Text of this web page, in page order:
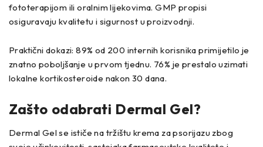
fototerapijom ili oralnim lijekovima. GMP propisi
osiguravaju kvalitetu i sigurnost u proizvodnji.
Praktični dokazi: 89% od 200 internih korisnika primijetilo je
znatno poboljšanje u prvom tjednu. 76% je prestalo uzimati
lokalne kortikosteroide nakon 30 dana.
Zašto odabrati Dermal Gel?
Dermal Gel se ističe na tržištu krema za psorijazu zbog